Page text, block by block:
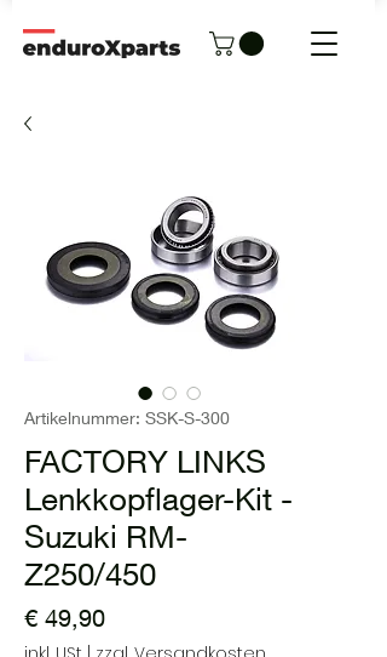
Artikelnummer: SSK-S-300
FACTORY LINKS
Lenkkopflager-Kit -
Suzuki RM-
Z250/450
€ 49,90Preis